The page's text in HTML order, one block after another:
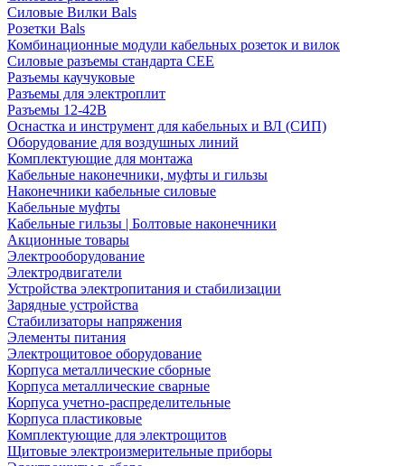
Силовые Вилки Bals
Розетки Bals
Комбинационные модули кабельных розеток и вилок
Силовые разъемы стандарта CEE
Разъемы каучуковые
Разъемы для электроплит
Разъемы 12-42В
Оснастка и инструмент для кабельных и ВЛ (СИП)
Оборудование для воздушных линий
Комплектующие для монтажа
Кабельные наконечники, муфты и гильзы
Наконечники кабельные силовые
Кабельные муфты
Кабельные гильзы | Болтовые наконечники
Акционные товары
Электрооборудование
Электродвигатели
Устройства электропитания и стабилизации
Зарядные устройства
Стабилизаторы напряжения
Элементы питания
Электрощитовое оборудование
Корпуса металлические сборные
Корпуса металлические сварные
Корпуса учетно-распределительные
Корпуса пластиковые
Комплектующие для электрощитов
Щитовые электроизмерительные приборы